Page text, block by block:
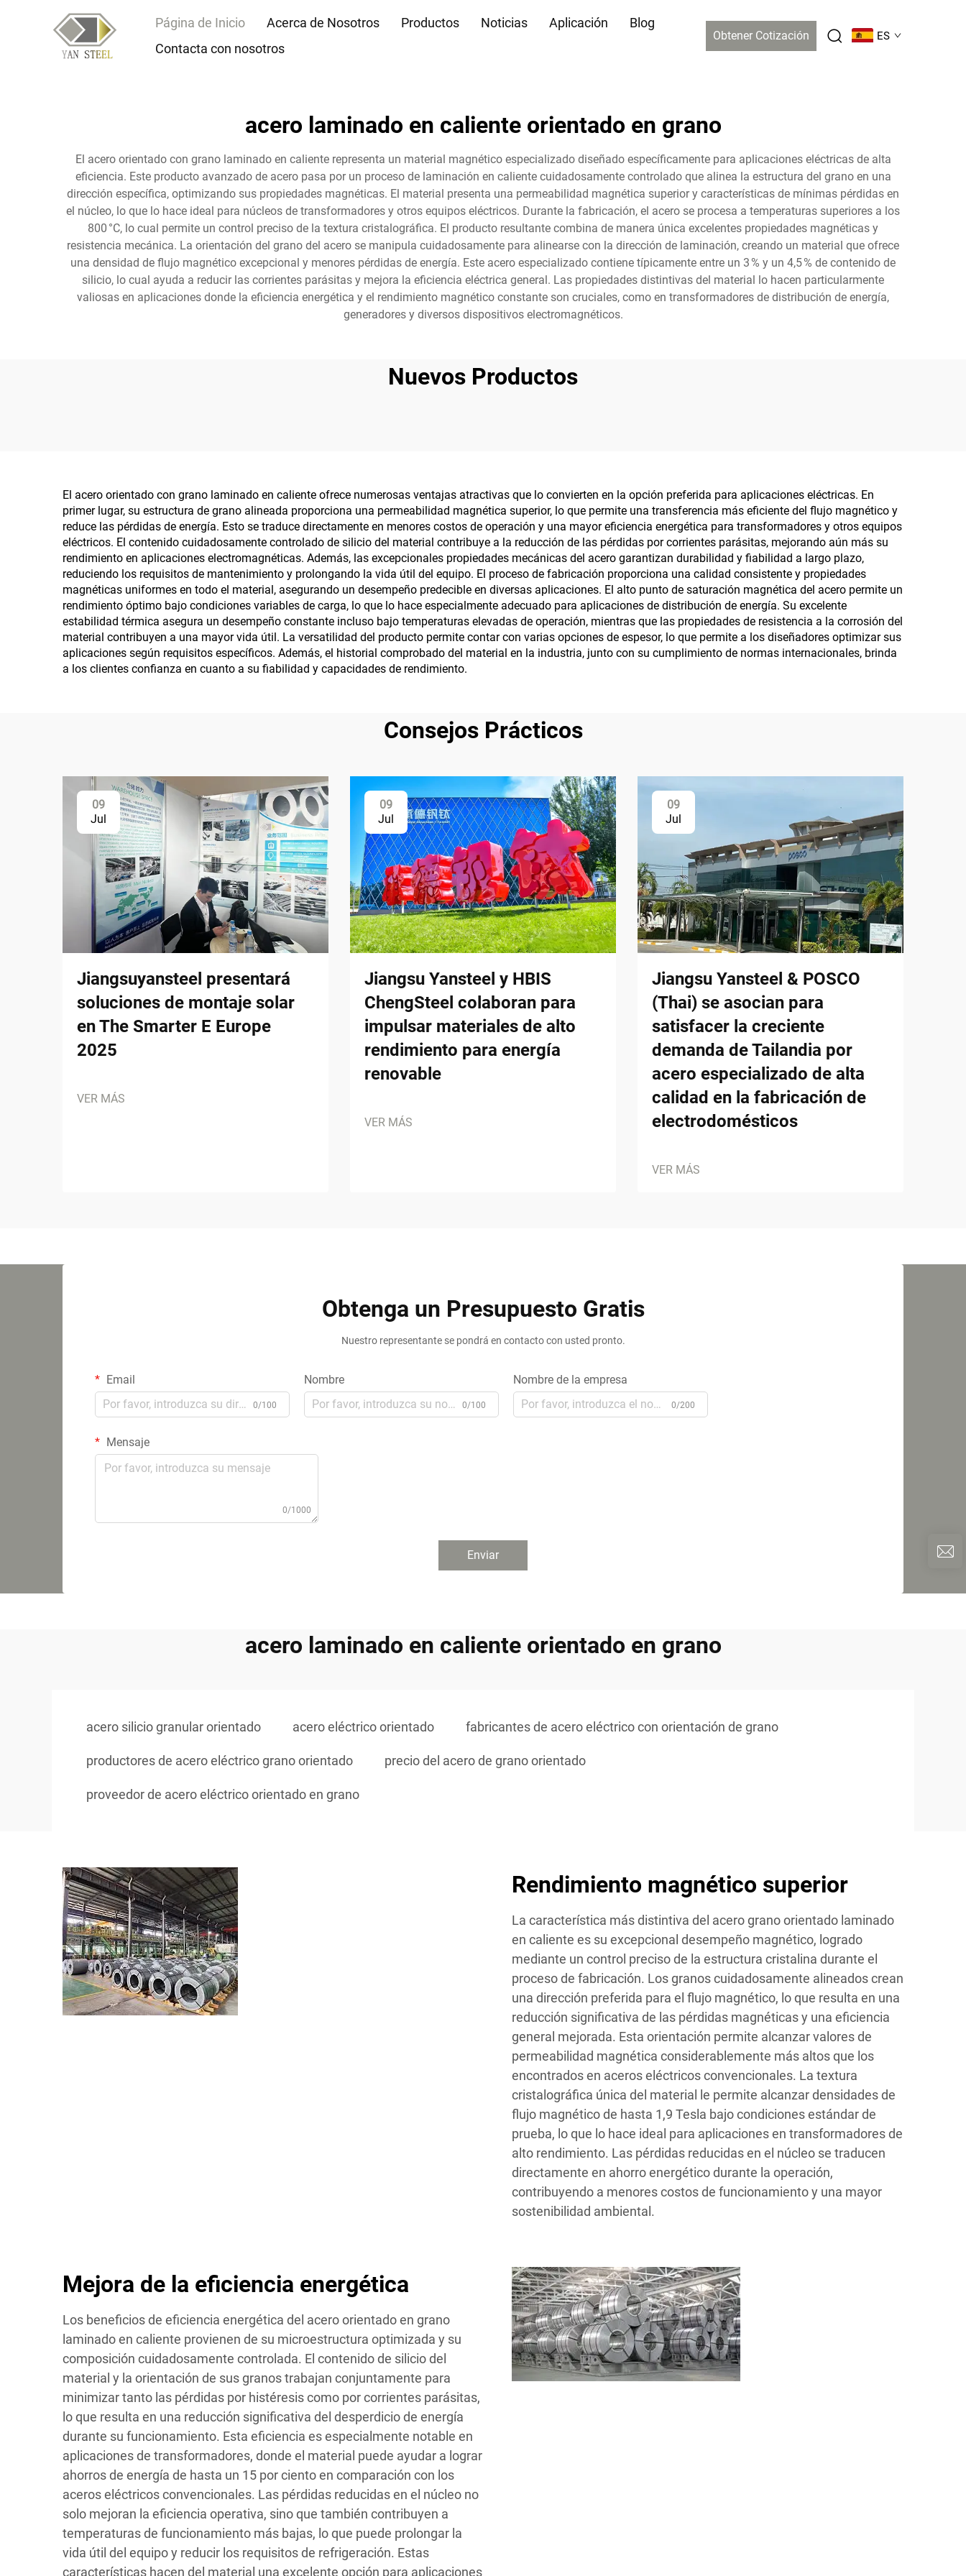
Página de Inicio Acerca de Nosotros Productos Noticias Aplicación
Blog
Contacta con nosotros
Obtener Cotización ES
acero laminado en caliente orientado en grano
El acero orientado con grano laminado en caliente representa un material magnético especializado diseñado específicamente para aplicaciones eléctricas de alta
eficiencia. Este producto avanzado de acero pasa por un proceso de laminación en caliente cuidadosamente controlado que alinea la estructura del grano en una
dirección específica, optimizando sus propiedades magnéticas. El material presenta una permeabilidad magnética superior y características de mínimas pérdidas en
el núcleo, lo que lo hace ideal para núcleos de transformadores y otros equipos eléctricos. Durante la fabricación, el acero se procesa a temperaturas superiores a los
800 °C, lo cual permite un control preciso de la textura cristalográfica. El producto resultante combina de manera única excelentes propiedades magnéticas y
resistencia mecánica. La orientación del grano del acero se manipula cuidadosamente para alinearse con la dirección de laminación, creando un material que ofrece
una densidad de flujo magnético excepcional y menores pérdidas de energía. Este acero especializado contiene típicamente entre un 3 % y un 4,5 % de contenido de
silicio, lo cual ayuda a reducir las corrientes parásitas y mejora la eficiencia eléctrica general. Las propiedades distintivas del material lo hacen particularmente
valiosas en aplicaciones donde la eficiencia energética y el rendimiento magnético constante son cruciales, como en transformadores de distribución de energía,
generadores y diversos dispositivos electromagnéticos.
Nuevos Productos
El acero orientado con grano laminado en caliente ofrece numerosas ventajas atractivas que lo convierten en la opción preferida para aplicaciones eléctricas. En
primer lugar, su estructura de grano alineada proporciona una permeabilidad magnética superior, lo que permite una transferencia más eficiente del flujo magnético y
reduce las pérdidas de energía. Esto se traduce directamente en menores costos de operación y una mayor eficiencia energética para transformadores y otros equipos
eléctricos. El contenido cuidadosamente controlado de silicio del material contribuye a la reducción de las pérdidas por corrientes parásitas, mejorando aún más su
rendimiento en aplicaciones electromagnéticas. Además, las excepcionales propiedades mecánicas del acero garantizan durabilidad y fiabilidad a largo plazo,
reduciendo los requisitos de mantenimiento y prolongando la vida útil del equipo. El proceso de fabricación proporciona una calidad consistente y propiedades
magnéticas uniformes en todo el material, asegurando un desempeño predecible en diversas aplicaciones. El alto punto de saturación magnética del acero permite un
rendimiento óptimo bajo condiciones variables de carga, lo que lo hace especialmente adecuado para aplicaciones de distribución de energía. Su excelente
estabilidad térmica asegura un desempeño constante incluso bajo temperaturas elevadas de operación, mientras que las propiedades de resistencia a la corrosión del
material contribuyen a una mayor vida útil. La versatilidad del producto permite contar con varias opciones de espesor, lo que permite a los diseñadores optimizar sus
aplicaciones según requisitos específicos. Además, el historial comprobado del material en la industria, junto con su cumplimiento de normas internacionales, brinda
a los clientes confianza en cuanto a su fiabilidad y capacidades de rendimiento.
Consejos Prácticos
09
Jul
Jiangsuyansteel presentará
soluciones de montaje solar
en The Smarter E Europe
2025
VER MÁS
09
Jul
Jiangsu Yansteel y HBIS
ChengSteel colaboran para
impulsar materiales de alto
rendimiento para energía
renovable
VER MÁS
09
Jul
Jiangsu Yansteel & POSCO
(Thai) se asocian para
satisfacer la creciente
demanda de Tailandia por
acero especializado de alta
calidad en la fabricación de
electrodomésticos
VER MÁS
Obtenga un Presupuesto Gratis
Nuestro representante se pondrá en contacto con usted pronto.
Email
0/100
Nombre
0/100
Nombre de la empresa
0/200
Mensaje
0/1000
Enviar
acero laminado en caliente orientado en grano
acero silicio granular orientado acero eléctrico orientado fabricantes de acero eléctrico con orientación de grano
productores de acero eléctrico grano orientado precio del acero de grano orientado
proveedor de acero eléctrico orientado en grano
Rendimiento magnético superior
La característica más distintiva del acero grano orientado laminado
en caliente es su excepcional desempeño magnético, logrado
mediante un control preciso de la estructura cristalina durante el
proceso de fabricación. Los granos cuidadosamente alineados crean
una dirección preferida para el flujo magnético, lo que resulta en una
reducción significativa de las pérdidas magnéticas y una eficiencia
general mejorada. Esta orientación permite alcanzar valores de
permeabilidad magnética considerablemente más altos que los
encontrados en aceros eléctricos convencionales. La textura
cristalográfica única del material le permite alcanzar densidades de
flujo magnético de hasta 1,9 Tesla bajo condiciones estándar de
prueba, lo que lo hace ideal para aplicaciones en transformadores de
alto rendimiento. Las pérdidas reducidas en el núcleo se traducen
directamente en ahorro energético durante la operación,
contribuyendo a menores costos de funcionamiento y una mayor
sostenibilidad ambiental.
Mejora de la eficiencia energética
Los beneficios de eficiencia energética del acero orientado en grano
laminado en caliente provienen de su microestructura optimizada y su
composición cuidadosamente controlada. El contenido de silicio del
material y la orientación de sus granos trabajan conjuntamente para
minimizar tanto las pérdidas por histéresis como por corrientes parásitas,
lo que resulta en una reducción significativa del desperdicio de energía
durante su funcionamiento. Esta eficiencia es especialmente notable en
aplicaciones de transformadores, donde el material puede ayudar a lograr
ahorros de energía de hasta un 15 por ciento en comparación con los
aceros eléctricos convencionales. Las pérdidas reducidas en el núcleo no
solo mejoran la eficiencia operativa, sino que también contribuyen a
temperaturas de funcionamiento más bajas, lo que puede prolongar la
vida útil del equipo y reducir los requisitos de refrigeración. Estas
características hacen del material una excelente opción para aplicaciones